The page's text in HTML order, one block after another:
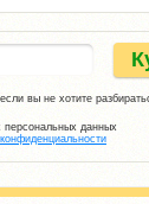
вы не хотите
персональных данных